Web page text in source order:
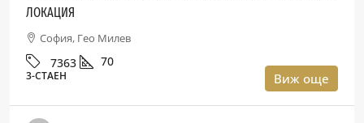
ЛОКАЦИЯ
София, Гео Милев
7363 70
3-СТАЕН Виж още